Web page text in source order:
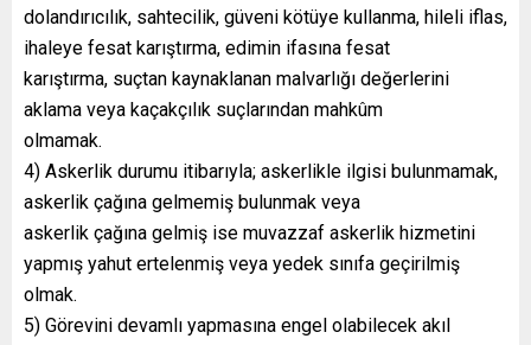
dolandırıcılık, sahtecilik, güveni kötüye kullanma, hileli iflas,
ihaleye fesat karıştırma, edimin ifasına fesat
karıştırma, suçtan kaynaklanan malvarlığı değerlerini
aklama veya kaçakçılık suçlarından mahkûm
olmamak.
4) Askerlik durumu itibarıyla; askerlikle ilgisi bulunmamak,
askerlik çağına gelmemiş bulunmak veya
askerlik çağına gelmiş ise muvazzaf askerlik hizmetini
yapmış yahut ertelenmiş veya yedek sınıfa geçirilmiş
olmak.
5) Görevini devamlı yapmasına engel olabilecek akıl